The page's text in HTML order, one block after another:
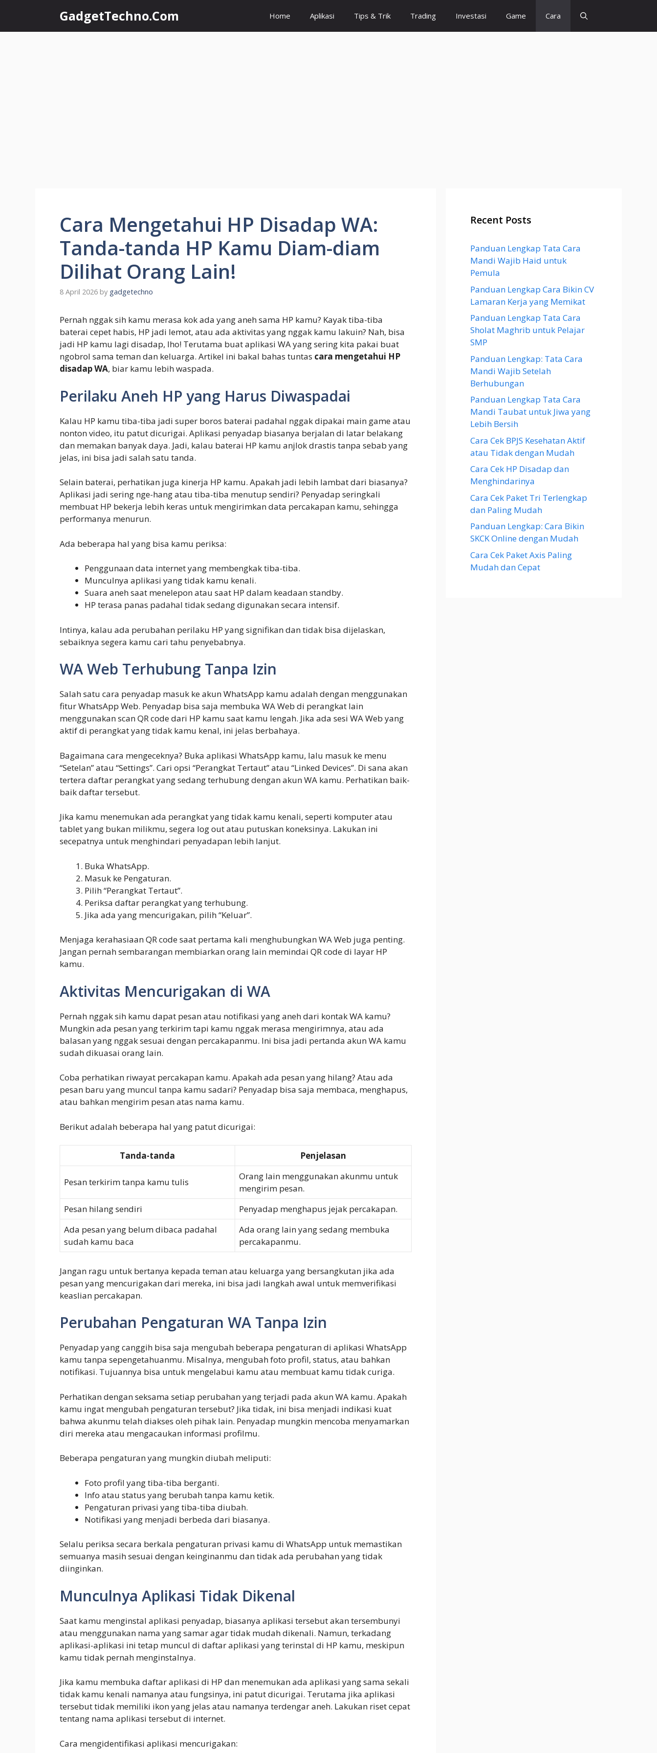
content
GadgetTechno.Com Home Aplikasi Tips & Trik Trading Investasi Game Cara
Cara Mengetahui HP Disadap WA:
Tanda-tanda HP Kamu Diam-diam
Dilihat Orang Lain!
8 April 2026 by gadgetechno
Pernah nggak sih kamu merasa kok ada yang aneh sama HP kamu? Kayak tiba-tiba
baterai cepet habis, HP jadi lemot, atau ada aktivitas yang nggak kamu lakuin? Nah, bisa
jadi HP kamu lagi disadap, lho! Terutama buat aplikasi WA yang sering kita pakai buat
ngobrol sama teman dan keluarga. Artikel ini bakal bahas tuntas cara mengetahui HP
disadap WA, biar kamu lebih waspada.
Perilaku Aneh HP yang Harus Diwaspadai
Kalau HP kamu tiba-tiba jadi super boros baterai padahal nggak dipakai main game atau
nonton video, itu patut dicurigai. Aplikasi penyadap biasanya berjalan di latar belakang
dan memakan banyak daya. Jadi, kalau baterai HP kamu anjlok drastis tanpa sebab yang
jelas, ini bisa jadi salah satu tanda.
Selain baterai, perhatikan juga kinerja HP kamu. Apakah jadi lebih lambat dari biasanya?
Aplikasi jadi sering nge-hang atau tiba-tiba menutup sendiri? Penyadap seringkali
membuat HP bekerja lebih keras untuk mengirimkan data percakapan kamu, sehingga
performanya menurun.
Ada beberapa hal yang bisa kamu periksa:
Penggunaan data internet yang membengkak tiba-tiba.
Munculnya aplikasi yang tidak kamu kenali.
Suara aneh saat menelepon atau saat HP dalam keadaan standby.
HP terasa panas padahal tidak sedang digunakan secara intensif.
Intinya, kalau ada perubahan perilaku HP yang signifikan dan tidak bisa dijelaskan,
sebaiknya segera kamu cari tahu penyebabnya.
WA Web Terhubung Tanpa Izin
Salah satu cara penyadap masuk ke akun WhatsApp kamu adalah dengan menggunakan
fitur WhatsApp Web. Penyadap bisa saja membuka WA Web di perangkat lain
menggunakan scan QR code dari HP kamu saat kamu lengah. Jika ada sesi WA Web yang
aktif di perangkat yang tidak kamu kenal, ini jelas berbahaya.
Bagaimana cara mengeceknya? Buka aplikasi WhatsApp kamu, lalu masuk ke menu
“Setelan” atau “Settings”. Cari opsi “Perangkat Tertaut” atau “Linked Devices”. Di sana akan
tertera daftar perangkat yang sedang terhubung dengan akun WA kamu. Perhatikan baik-
baik daftar tersebut.
Jika kamu menemukan ada perangkat yang tidak kamu kenali, seperti komputer atau
tablet yang bukan milikmu, segera log out atau putuskan koneksinya. Lakukan ini
secepatnya untuk menghindari penyadapan lebih lanjut.
Buka WhatsApp.
Masuk ke Pengaturan.
Pilih “Perangkat Tertaut”.
Periksa daftar perangkat yang terhubung.
Jika ada yang mencurigakan, pilih “Keluar”.
Menjaga kerahasiaan QR code saat pertama kali menghubungkan WA Web juga penting.
Jangan pernah sembarangan membiarkan orang lain memindai QR code di layar HP
kamu.
Aktivitas Mencurigakan di WA
Pernah nggak sih kamu dapat pesan atau notifikasi yang aneh dari kontak WA kamu?
Mungkin ada pesan yang terkirim tapi kamu nggak merasa mengirimnya, atau ada
balasan yang nggak sesuai dengan percakapanmu. Ini bisa jadi pertanda akun WA kamu
sudah dikuasai orang lain.
Coba perhatikan riwayat percakapan kamu. Apakah ada pesan yang hilang? Atau ada
pesan baru yang muncul tanpa kamu sadari? Penyadap bisa saja membaca, menghapus,
atau bahkan mengirim pesan atas nama kamu.
Berikut adalah beberapa hal yang patut dicurigai:
Tanda-tanda Penjelasan
Pesan terkirim tanpa kamu tulis
Orang lain menggunakan akunmu untuk
mengirim pesan.
Pesan hilang sendiri
Penyadap menghapus jejak percakapan.
Ada pesan yang belum dibaca padahal
sudah kamu baca
Ada orang lain yang sedang membuka
percakapanmu.
Jangan ragu untuk bertanya kepada teman atau keluarga yang bersangkutan jika ada
pesan yang mencurigakan dari mereka, ini bisa jadi langkah awal untuk memverifikasi
keaslian percakapan.
Perubahan Pengaturan WA Tanpa Izin
Penyadap yang canggih bisa saja mengubah beberapa pengaturan di aplikasi WhatsApp
kamu tanpa sepengetahuanmu. Misalnya, mengubah foto profil, status, atau bahkan
notifikasi. Tujuannya bisa untuk mengelabui kamu atau membuat kamu tidak curiga.
Perhatikan dengan seksama setiap perubahan yang terjadi pada akun WA kamu. Apakah
kamu ingat mengubah pengaturan tersebut? Jika tidak, ini bisa menjadi indikasi kuat
bahwa akunmu telah diakses oleh pihak lain. Penyadap mungkin mencoba menyamarkan
diri mereka atau mengacaukan informasi profilmu.
Beberapa pengaturan yang mungkin diubah meliputi:
Foto profil yang tiba-tiba berganti.
Info atau status yang berubah tanpa kamu ketik.
Pengaturan privasi yang tiba-tiba diubah.
Notifikasi yang menjadi berbeda dari biasanya.
Selalu periksa secara berkala pengaturan privasi kamu di WhatsApp untuk memastikan
semuanya masih sesuai dengan keinginanmu dan tidak ada perubahan yang tidak
diinginkan.
Munculnya Aplikasi Tidak Dikenal
Saat kamu menginstal aplikasi penyadap, biasanya aplikasi tersebut akan tersembunyi
atau menggunakan nama yang samar agar tidak mudah dikenali. Namun, terkadang
aplikasi-aplikasi ini tetap muncul di daftar aplikasi yang terinstal di HP kamu, meskipun
kamu tidak pernah menginstalnya.
Jika kamu membuka daftar aplikasi di HP dan menemukan ada aplikasi yang sama sekali
tidak kamu kenali namanya atau fungsinya, ini patut dicurigai. Terutama jika aplikasi
tersebut tidak memiliki ikon yang jelas atau namanya terdengar aneh. Lakukan riset cepat
tentang nama aplikasi tersebut di internet.
Cara mengidentifikasi aplikasi mencurigakan:
Recent Posts
Panduan Lengkap Tata Cara
Mandi Wajib Haid untuk
Pemula
Panduan Lengkap Cara Bikin CV
Lamaran Kerja yang Memikat
Panduan Lengkap Tata Cara
Sholat Maghrib untuk Pelajar
SMP
Panduan Lengkap: Tata Cara
Mandi Wajib Setelah
Berhubungan
Panduan Lengkap Tata Cara
Mandi Taubat untuk Jiwa yang
Lebih Bersih
Cara Cek BPJS Kesehatan Aktif
atau Tidak dengan Mudah
Cara Cek HP Disadap dan
Menghindarinya
Cara Cek Paket Tri Terlengkap
dan Paling Mudah
Panduan Lengkap: Cara Bikin
SKCK Online dengan Mudah
Cara Cek Paket Axis Paling
Mudah dan Cepat